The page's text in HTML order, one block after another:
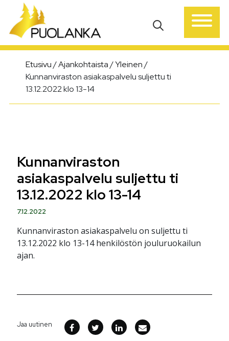
Päävalikko
Etusivu/Ajankohtaista/Yleinen/
Kunnanviraston asiakaspalvelu suljettu ti
13.12.2022 klo 13-14
Kunnanviraston
asiakaspalvelu suljettu ti
13.12.2022 klo 13-14
7.12.2022
Kunnanviraston asiakaspalvelu on suljettu ti
13.12.2022 klo 13-14 henkilöstön jouluruokailun
ajan.
Jaa uutinen